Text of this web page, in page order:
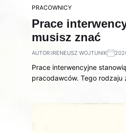
PRACOWNICY
Prace
musisz znać
AUTOR:IRENEUSZ WOJTUNIK
Prace interwencyjne
pracodawców. Tego